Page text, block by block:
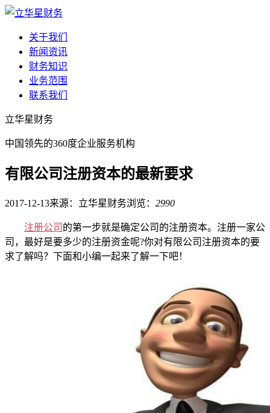
关于我们
新闻资讯
财务知识
业务范围
联系我们
立华星财务
中国领先的360度企业服务机构
有限公司注册资本的最新要求
2017-12-13来源：立华星财务浏览： 2990
注册公司 的第一步就是确定公司的注册资本。注册一家公
司，最好是要多少的注册资金呢?你对有限公司注册资本的要
求了解吗？下面和小编一起来了解一下吧！